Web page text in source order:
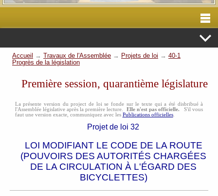
Accueil → Travaux de l'Assemblée → Projets de loi → 40-1
Progrès de la législation
Première session, quarantième législature
La présente version du project de loi se fonde sur le texte qui a été disbribué à
l'Assemblée législative après la première lecture. Elle n'est pas officielle. S'il vous
faut une version exacte, communiquez avec les Publications officielles.
Projet de loi 32
LOI MODIFIANT LE CODE DE LA ROUTE
(POUVOIRS DES AUTORITÉS CHARGÉES
DE LA CIRCULATION À L'ÉGARD DES
BICYCLETTES)